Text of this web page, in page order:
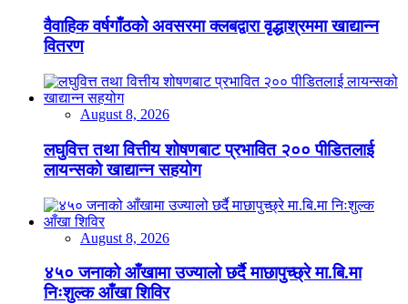
वैवाहिक वर्षगाँठको अवसरमा क्लबद्वारा वृद्धाश्रममा खाद्यान्न
वितरण
August 8, 2026
लघुवित्त तथा वित्तीय शोषणबाट प्रभावित २०० पीडितलाई
लायन्सको खाद्यान्न सहयोग
August 8, 2026
४५० जनाको आँखामा उज्यालो छर्दै माछापुच्छ्रे मा.बि.मा
निःशुल्क आँखा शिविर